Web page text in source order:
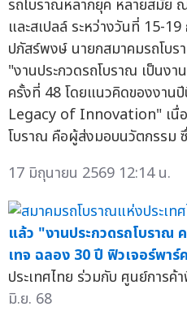
รถโบราณหลากยุค หลายสมัย
และสเปลล์ ระหว่างวันที่ 15-
ปภัสร์พงษ์ นายกสมาคมรถโบร
"งานประกวดรถโบราณ เป็นงา
ครั้งที่ 48 โดยแนวคิดของงาน
Legacy of Innovation" เนื่อ
โบราณ คือผู้ส่งมอบนวัตกรรม
17 มิถุนายน 2569 12:14 น.
แล้ว "งานประกวดรถโบราณ
เทจ ฉลอง 30 ปี ฟิวเจอร์พาร์ค
ประเทศไทย ร่วมกับ ศูนย์การค้
มิ.ย. 68